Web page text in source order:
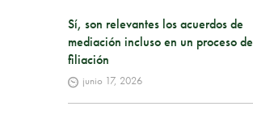
Sí, son relevantes los acuerdos de
mediación incluso en un proceso de
filiación
junio 17, 2026